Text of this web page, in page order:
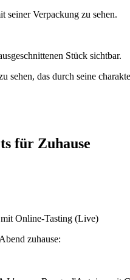
für Zuhause
Online-Tasting (Live)
zuhause: